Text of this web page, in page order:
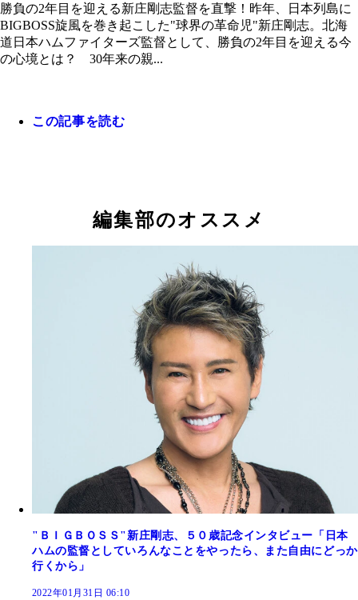
日めくりカレンダー『まいにち、楽しんじょう！
北海道日本ハムファイターズ公認応援ソング『We
FIGHTERS』（HARTY） 3月29日より配信リリー
勝負の2年目を迎える新庄剛志監督を直撃！昨年、日本列島に
BIGBOSS旋風を巻き起こした"球界の革命児"新庄剛志。北海
道日本ハムファイターズ監督として、勝負の2年目を迎える今
の心境とは？ 30年来の親...
この記事を読む
編集部のオススメ
"ＢＩＧＢＯＳＳ"新庄剛志、５０歳記念インタビュー「日本
ハムの監督としていろんなことをやったら、また自由にどっか
行くから」
2022年01月31日 06:10